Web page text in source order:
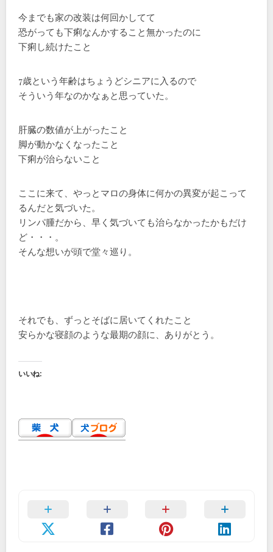
今までも家の改装は何回かしてて
恐がっても下痢なんかすること無かったのに
下痢し続けたこと
7歳という年齢はちょうどシニアに入るので
そういう年なのかなぁと思っていた。
肝臓の数値が上がったこと
脚が動かなくなったこと
下痢が治らないこと
ここに来て、やっとマロの身体に何かの異変が起こって
るんだと気づいた。
リンパ腫だから、早く気づいても治らなかったかもだけ
ど・・・。
そんな想いが頭で堂々巡り。
それでも、ずっとそばに居いてくれたこと
安らかな寝顔のような最期の顔に、ありがとう。
いいね: